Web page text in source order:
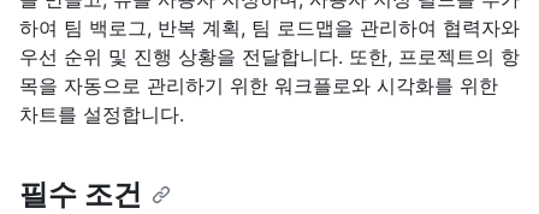
하여 팀 백로그, 반복 계획, 팀 로드맵을 관리하여 협력자와
우선 순위 및 진행 상황을 전달합니다. 또한, 프로젝트의 항
목을 자동으로 관리하기 위한 워크플로와 시각화를 위한
차트를 설정합니다.
필수 조건